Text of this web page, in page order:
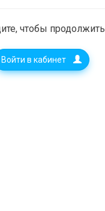
чтобы продолжить
Войти в кабинет